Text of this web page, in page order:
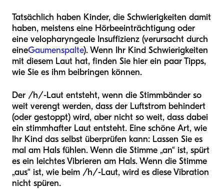
Tatsächlich haben Kinder, die Schwierigkeiten damit
haben, meistens eine Hörbeeinträchtigung oder
eine velopharyngeale Insuffizienz (verursacht durch
eineGaumenspalte). Wenn Ihr Kind Schwierigkeiten
mit diesem Laut hat, finden Sie hier ein paar Tipps,
wie Sie es ihm beibringen können.
Der /h/-Laut entsteht, wenn die Stimmbänder so
weit verengt werden, dass der Luftstrom behindert
(oder gestoppt) wird, aber nicht so weit, dass dabei
ein stimmhafter Laut entsteht. Eine schöne Art, wie
Ihr Kind das selbst überprüfen kann: Lassen Sie es
mal am Hals fühlen. Wenn die Stimme „an“ ist, spürt
es ein leichtes Vibrieren am Hals. Wenn die Stimme
„aus“ ist, wie beim /h/-Laut, wird es diese Vibration
nicht spüren.